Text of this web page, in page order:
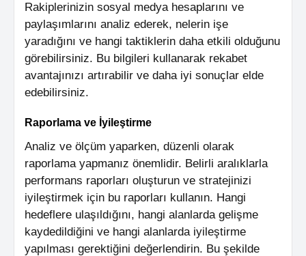
Rakiplerinizin sosyal medya hesaplarını ve
paylaşımlarını analiz ederek, nelerin işe
yaradığını ve hangi taktiklerin daha etkili olduğunu
görebilirsiniz. Bu bilgileri kullanarak rekabet
avantajınızı artırabilir ve daha iyi sonuçlar elde
edebilirsiniz.
Raporlama ve İyileştirme
Analiz ve ölçüm yaparken, düzenli olarak
raporlama yapmanız önemlidir. Belirli aralıklarla
performans raporları oluşturun ve stratejinizi
iyileştirmek için bu raporları kullanın. Hangi
hedeflere ulaşıldığını, hangi alanlarda gelişme
kaydedildiğini ve hangi alanlarda iyileştirme
yapılması gerektiğini değerlendirin. Bu şekilde